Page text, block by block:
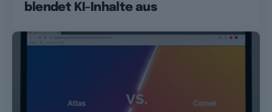
blendet KI-Inhalte aus